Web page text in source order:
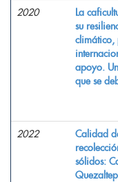
2020
La
su
climático,
apoyo.
que se
2022
Calidad
sólidos: